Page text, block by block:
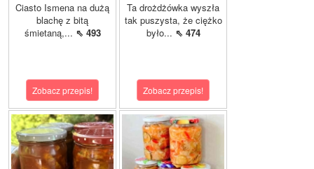
Ciasto Ismena na dużą
blachę z bitą
śmietaną,... ⇖ 493
Zobacz przepis!
Ta drożdżówka wyszła
tak puszysta, że ciężko
było... ⇖ 474
Zobacz przepis!